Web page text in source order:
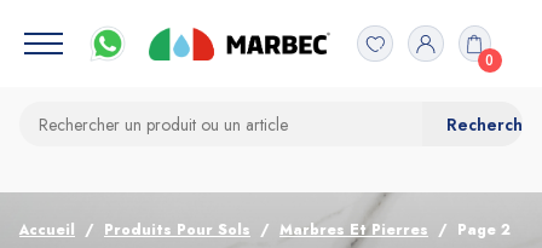
0
Accueil Produits Pour Sols Marbres Et Pierres Page 2